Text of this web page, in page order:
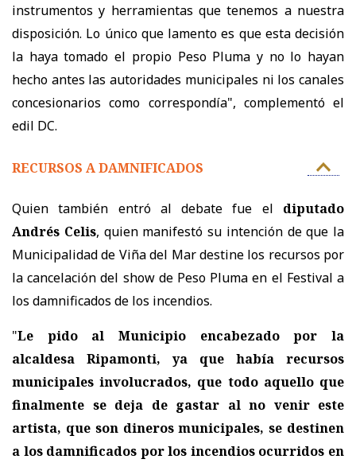
instrumentos y herramientas que tenemos a nuestra
disposición. Lo único que lamento es que esta decisión
la haya tomado el propio Peso Pluma y no lo hayan
hecho antes las autoridades municipales ni los canales
concesionarios como correspondía", complementó el
edil DC.
RECURSOS A DAMNIFICADOS
Quien también entró al debate fue el diputado
Andrés Celis, quien manifestó su intención de que la
Municipalidad de Viña del Mar destine los recursos por
la cancelación del show de Peso Pluma en el Festival a
los damnificados de los incendios.
"Le pido al Municipio encabezado por la
alcaldesa Ripamonti, ya que había recursos
municipales involucrados, que todo aquello que
finalmente se deja de gastar al no venir este
artista, que son dineros municipales, se destinen
a los damnificados por los incendios ocurridos en